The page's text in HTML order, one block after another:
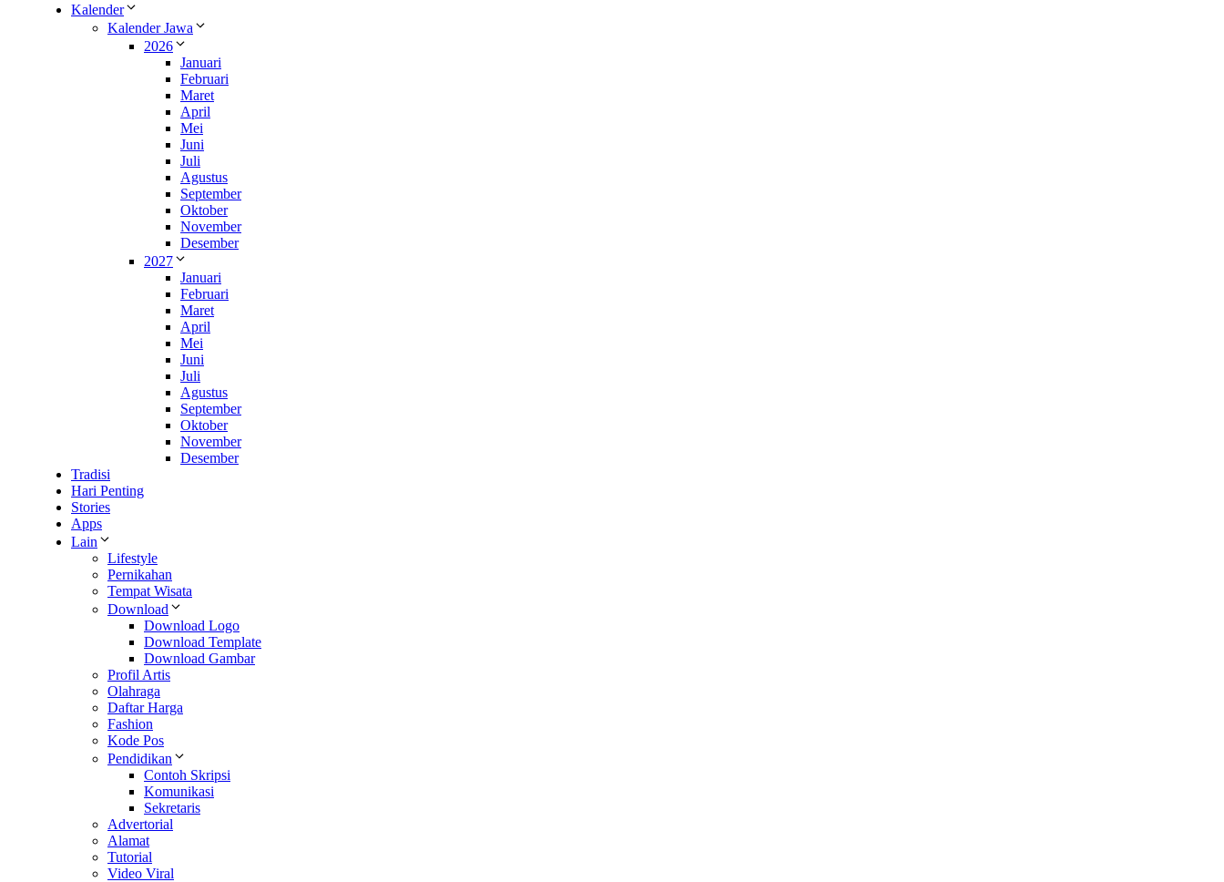
Kalender
Kalender Jawa
2026
Januari
Februari
Maret
April
Mei
Juni
Juli
Agustus
September
Oktober
November
Desember
2027
Januari
Februari
Maret
April
Mei
Juni
Juli
Agustus
September
Oktober
November
Desember
Tradisi
Hari Penting
Stories
Apps
Lain
Lifestyle
Pernikahan
Tempat Wisata
Download
Download Logo
Download Template
Download Gambar
Profil Artis
Olahraga
Daftar Harga
Fashion
Kode Pos
Pendidikan
Contoh Skripsi
Komunikasi
Sekretaris
Advertorial
Alamat
Tutorial
Video Viral